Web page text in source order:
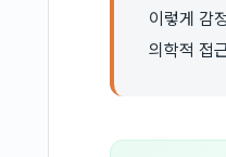
이렇게 감
의학적 접